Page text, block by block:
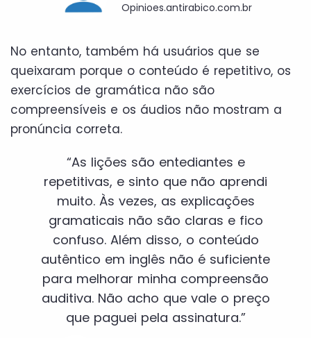
Opinioes.antirabico.com.br
No entanto, também há usuários que se
queixaram porque o conteúdo é repetitivo, os
exercícios de gramática não são
compreensíveis e os áudios não mostram a
pronúncia correta.
“As lições são entediantes e
repetitivas, e sinto que não aprendi
muito. Às vezes, as explicações
gramaticais não são claras e fico
confuso. Além disso, o conteúdo
autêntico em inglês não é suficiente
para melhorar minha compreensão
auditiva. Não acho que vale o preço
que paguei pela assinatura.”